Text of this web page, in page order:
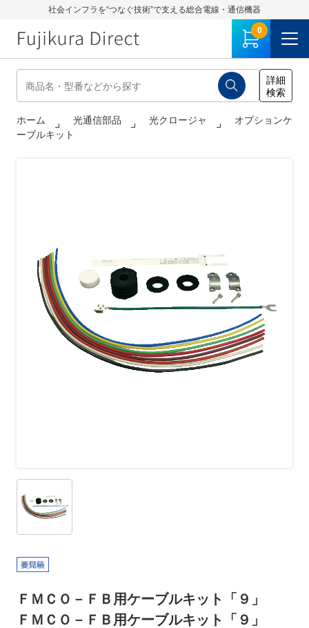
社会インフラを“つなぐ技術”で支える総合電線・通信機器
0
ホーム 光通信部品 光クロージャ
オプションケ
ーブルキット
ＦＭＣＯ－ＦＢ用ケーブルキット「９」
ＦＭＣＯ－ＦＢ用ケーブルキット「９」